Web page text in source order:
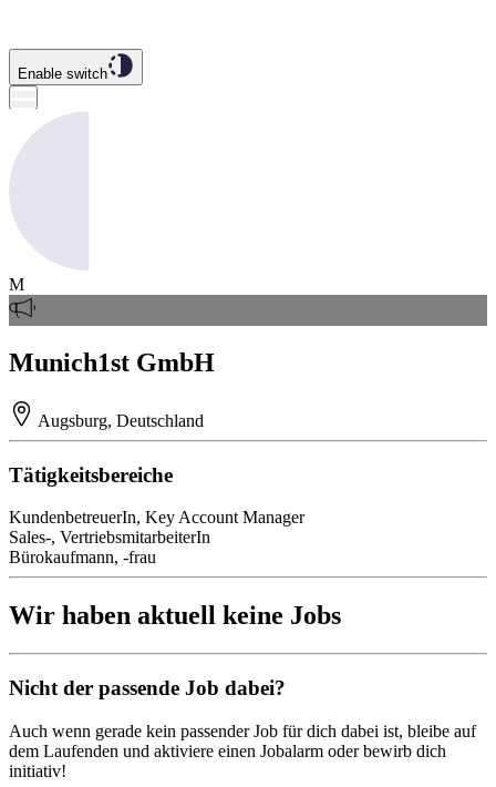
Enable switch
M
Munich1st GmbH
Augsburg, Deutschland
Tätigkeitsbereiche
KundenbetreuerIn, Key Account Manager
Sales-, VertriebsmitarbeiterIn
Bürokaufmann, -frau
Wir haben aktuell keine Jobs
Nicht der passende Job dabei?
Auch wenn gerade kein passender Job für dich dabei ist, bleibe auf
dem Laufenden und aktiviere einen Jobalarm oder bewirb dich
initiativ!